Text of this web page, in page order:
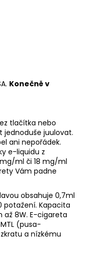
Konečně v
tlačítka nebo
jednoduše juulovat.
ani nepořádek.
e-liquidu z
ml či 18 mg/ml
Vám padne
obsahuje 0,7ml
potažení. Kapacita
až 8W. E-cigareta
(pusa-
a nízkému